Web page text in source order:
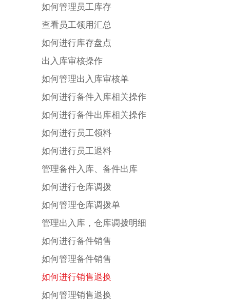
如何管理员工库存
查看员工领用汇总
如何进行库存盘点
出入库审核操作
如何管理出入库审核单
如何进行备件入库相关操作
如何进行备件出库相关操作
如何进行员工领料
如何进行员工退料
管理备件入库、备件出库
如何进行仓库调拨
如何管理仓库调拨单
管理出入库，仓库调拨明细
如何进行备件销售
如何管理备件销售
如何进行销售退换
如何管理销售退换